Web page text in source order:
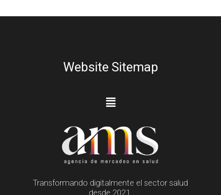
Website Sitemap
Transformando digitalmente el sector salud
desde 2021.